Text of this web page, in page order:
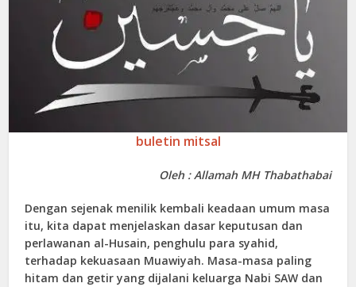
buletin mitsal
Oleh : Allamah MH Thabathabai
Dengan sejenak menilik kembali keadaan umum masa
itu, kita dapat menjelaskan dasar keputusan dan
perlawanan al-Husain, penghulu para syahid,
terhadap kekuasaan Muawiyah. Masa-masa paling
hitam dan getir yang dijalani keluarga Nabi SAW dan